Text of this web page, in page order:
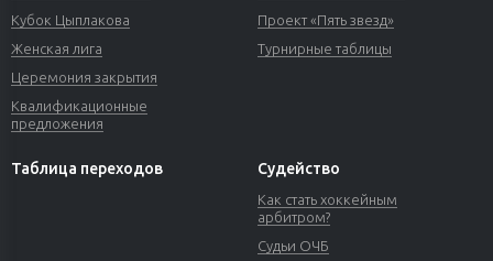
Кубок Цыплакова
Женская лига
Церемония закрытия
Квалификационные
предложения
Проект «Пять звезд»
Турнирные таблицы
Таблица переходов Судейство
Как стать хоккейным
арбитром?
Судьи ОЧБ